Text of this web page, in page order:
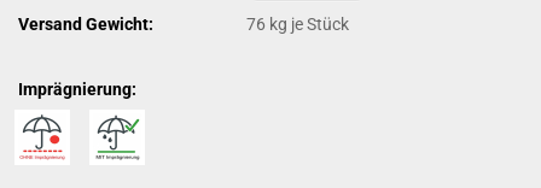
Versand Gewicht:
76 kg je Stück
Imprägnierung: